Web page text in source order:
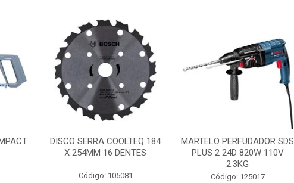
DISCO SERRA COOLTEQ 184
X 254MM 16 DENTES
Código: 105081
MARTELO PERFUDADOR SDS
PLUS 2 24D 820W 110V
2.3KG
Código: 125017